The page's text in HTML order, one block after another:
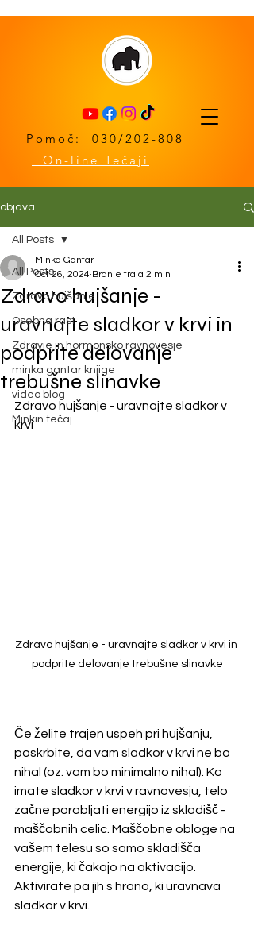
Pomoč: 030/202-808
On-line Tečaji
objava
All Posts
Zdravo hujšanje
Osebna rast
Zdravje in hormonsko ravnovesje
minka gantar knjige
video blog
Minkin tečaj
All Posts
Zdravo hujšanje -
uravnajte sladkor v krvi in
podprite delovanje
trebušne slinavke
Minka Gantar
Oct 26, 2024 Branje traja 2 min
Zdravo hujšanje - uravnajte sladkor v
krvi
Zdravo hujšanje - uravnajte sladkor v krvi in
podprite delovanje trebušne slinavke
Če želite trajen uspeh pri hujšanju,
poskrbite, da vam sladkor v krvi ne bo
nihal (oz. vam bo minimalno nihal). Ko
imate sladkor v krvi v ravnovesju, telo
začne porabljati energijo iz skladišč -
maščobnih celic. Maščobne obloge na
vašem telesu so samo skladišča
energije, ki čakajo na aktivacijo.
Aktivirate pa jih s hrano, ki uravnava
sladkor v krvi.